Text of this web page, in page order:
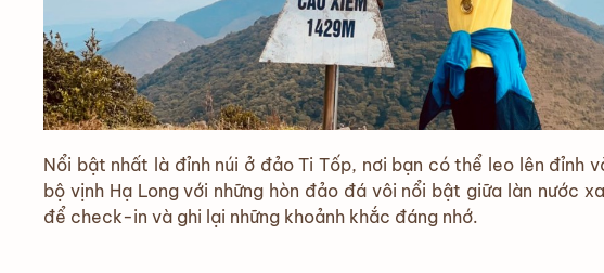
Nổi bật nhất là đỉnh núi ở đảo Ti Tốp, nơi bạn có thể leo lên đỉnh
bộ vịnh Hạ Long với những hòn đảo đá vôi nổi bật giữa làn nước
để check-in và ghi lại những khoảnh khắc đáng nhớ.